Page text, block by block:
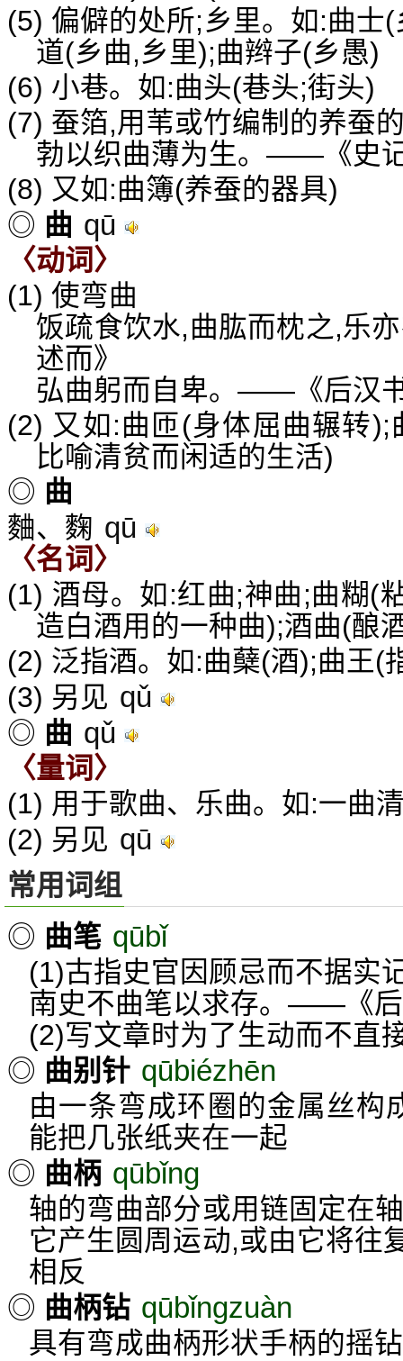
(5) 偏僻的处所;乡里。如:曲士
道(乡曲,乡里);曲辫子(乡愚)
(6) 小巷。如:曲头(巷头;街头)
(7) 蚕箔,用苇或竹编制的养蚕
勃以织曲薄为生。——《史
(8) 又如:曲簿(养蚕的器具)
◎ 曲 qū
〈动词〉
(1) 使弯曲
饭疏食饮水,曲肱而枕之,乐
述而》
弘曲躬而自卑。——《后汉
(2) 又如:曲匝(身体屈曲辗转
比喻清贫而闲适的生活)
◎ 曲
麯、麴 qū
〈名词〉
(1) 酒母。如:红曲;神曲;曲糊(
造白酒用的一种曲);酒曲(酿
(2) 泛指酒。如:曲蘖(酒);曲王(
(3) 另见 qǔ
◎ 曲 qǔ
〈量词〉
(1) 用于歌曲、乐曲。如:一曲
(2) 另见 qū
常用词组
◎ 曲笔 qūbǐ
(1)古指史官因顾忌而不据实
南史不曲笔以求存。——《后
(2)写文章时为了生动而不直
◎ 曲别针 qūbiézhēn
由一条弯成环圈的金属丝构
能把几张纸夹在一起
◎ 曲柄 qūbǐng
轴的弯曲部分或用链固定在
它产生圆周运动,或由它将往
相反
◎ 曲柄钻 qūbǐngzuàn
具有弯成曲柄形状手柄的摇钻